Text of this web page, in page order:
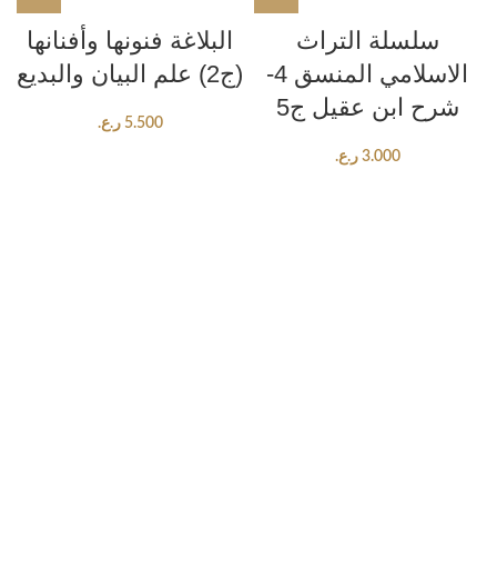
البلاغة فنونها وأفنانها
(ج2) علم البيان والبديع
5.500 ر.ع.
سلسلة التراث
الاسلامي المنسق 4-
شرح ابن عقيل ج5
3.000 ر.ع.